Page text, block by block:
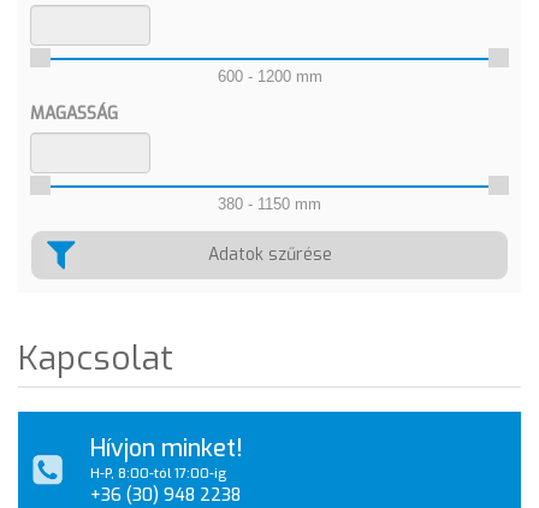
600 - 1200 mm
MAGASSÁG
380 - 1150 mm
Adatok szűrése
Kapcsolat
Hívjon minket!
H-P, 8:00-tól 17:00-ig
+36 (30) 948 2238